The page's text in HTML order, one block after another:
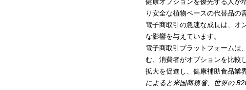
り安全な植物ベースの代替品の
電子商取引の急速な成長は、オ
な影響を与えています。
電子商取引プラットフォームは
む、消費者がオプションを比較
拡大を促進し、健康補助食品業
によると米国商務省、世界の